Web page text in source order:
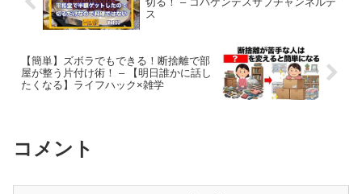
ス
【簡単】ズボラでもできる！断捨離で部
屋が整う片付け術！ – 【明日誰かに話し
たくなる】ライフハック×雑学
コメント